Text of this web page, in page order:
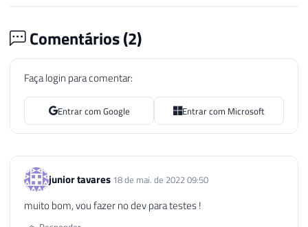
Comentários (2)
Faça login para comentar:
Entrar com Google Entrar com Microsoft
junior tavares 18 de mai. de 2022 09:50
muito bom, vou fazer no dev para testes !